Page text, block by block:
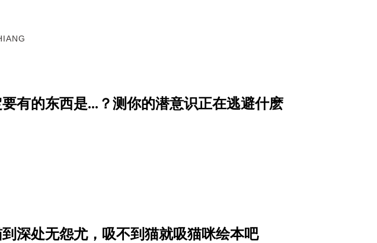
要有的东西是...？测你的潜意识正在逃避什麽
深处无怨尤，吸不到猫就吸猫咪绘本吧